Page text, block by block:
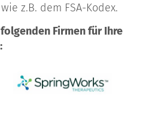
z.B. dem FSA-Kodex.
Firmen für Ihre